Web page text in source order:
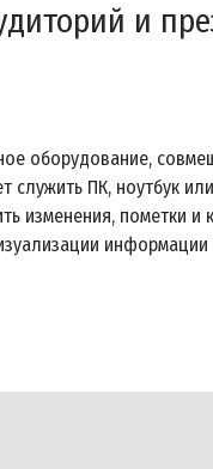
и
оборудование,
служить ПК, ноутбук
изменения, пометки и